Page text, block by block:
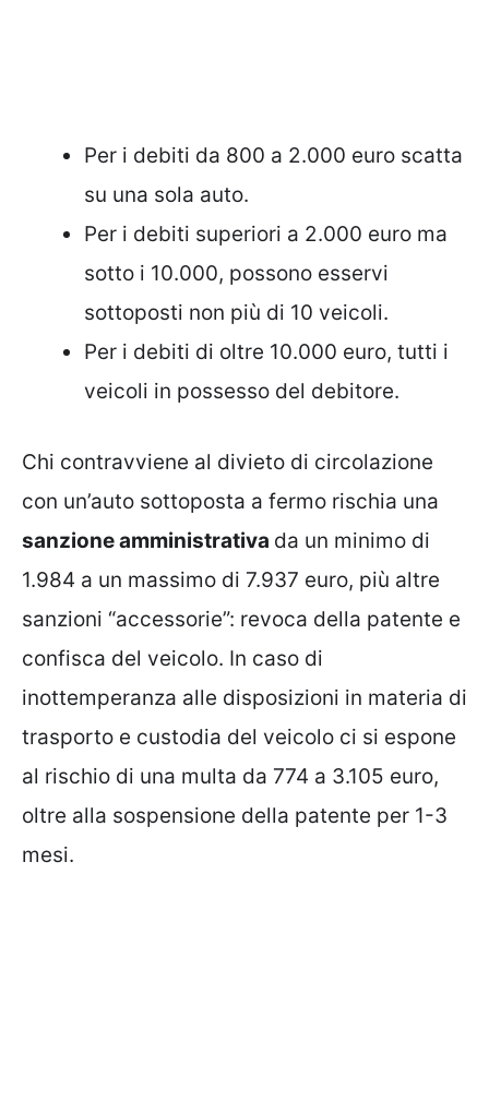
Per i debiti da 800 a 2.000 euro scatta
su una sola auto.
Per i debiti superiori a 2.000 euro ma
sotto i 10.000, possono esservi
sottoposti non più di 10 veicoli.
Per i debiti di oltre 10.000 euro, tutti i
veicoli in possesso del debitore.
Chi contravviene al divieto di circolazione
con un’auto sottoposta a fermo rischia una
sanzione amministrativa da un minimo di
1.984 a un massimo di 7.937 euro, più altre
sanzioni “accessorie”: revoca della patente e
confisca del veicolo. In caso di
inottemperanza alle disposizioni in materia di
trasporto e custodia del veicolo ci si espone
al rischio di una multa da 774 a 3.105 euro,
oltre alla sospensione della patente per 1-3
mesi.